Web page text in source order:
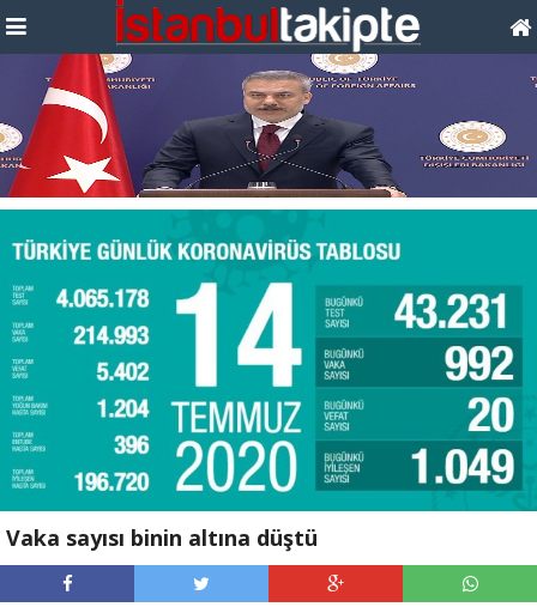
Vaka sayısı binin altına düştü